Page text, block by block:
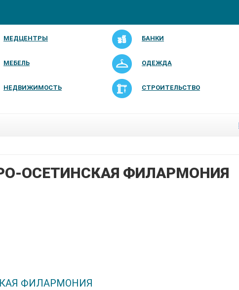
МЕДЦЕНТРЫ БАНКИ
МЕБЕЛЬ ОДЕЖДА
НЕДВИЖИМОСТЬ СТРОИТЕЛЬСТВО
ОСЕТИНСКАЯ ФИЛАРМОНИЯ
ФИЛАРМОНИЯ